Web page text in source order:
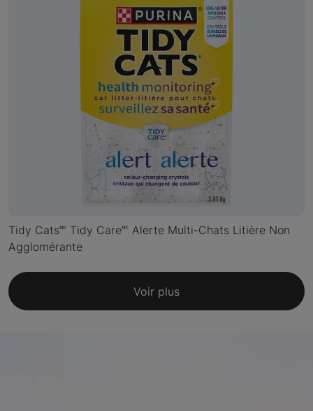
Tidy Cats🅫 Tidy Care🅪 Alerte Multi-Chats Litière Non
Agglomérante
Voir plus